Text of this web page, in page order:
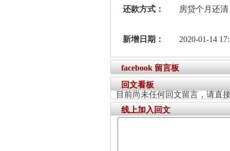
还款方式：
房贷个月还
新增日期： 2020-01-14
facebook 留言板
回文看板
目前尚未任何回文留言，请直
线上加入回文